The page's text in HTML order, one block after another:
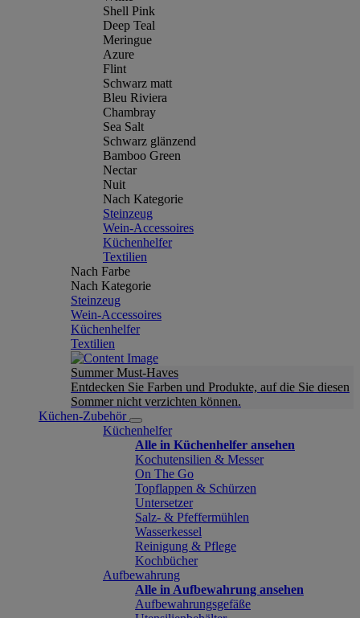
Shell Pink
Deep Teal
Meringue
Azure
Flint
Schwarz matt
Bleu Riviera
Chambray
Sea Salt
Schwarz glänzend
Bamboo Green
Nectar
Nuit
Nach Kategorie
Steinzeug
Wein-Accessoires
Küchenhelfer
Textilien
Nach Farbe
Nach Kategorie
Steinzeug
Wein-Accessoires
Küchenhelfer
Textilien
Summer Must-Haves
Entdecken Sie Farben und Produkte, auf die Sie diesen
Sommer nicht verzichten können.
Küchen-Zubehör
Küchenhelfer
Alle in Küchenhelfer ansehen
Kochutensilien & Messer
On The Go
Topflappen & Schürzen
Untersetzer
Salz- & Pfeffermühlen
Wasserkessel
Reinigung & Pflege
Kochbücher
Aufbewahrung
Alle in Aufbewahrung ansehen
Aufbewahrungsgefäße